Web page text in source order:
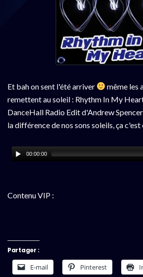
Et bah on sent l'été arriver
même les
remettent au soleil : Rhythm In My
DanceHall Radio Edit d'Andrew
la différence de nos sons soleils, ça
00:00:00
Contenu VIP :
Partager :
E-mail Pinterest